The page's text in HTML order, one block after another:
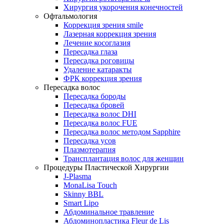
Хирургия укорочения конечностей
Офтальмология
Коррекция зрения smile
Лазерная коррекция зрения
Лечение косоглазия
Пересадка глаза
Пересадка роговицы
Удаление катаракты
ФРК коррекция зрения
Пересадка волос
Пересадка бороды
Пересадка бровей
Пересадка волос DHI
Пересадка волос FUE
Пересадка волос методом Sapphire
Пересадка усов
Плазмотерапия
Трансплантация волос для женщин
Процедуры Пластической Хирургии
J-Plasma
MonaLisa Touch
Skinny BBL
Smart Lipo
Абдоминальное травление
Абдоминопластика Fleur de Lis